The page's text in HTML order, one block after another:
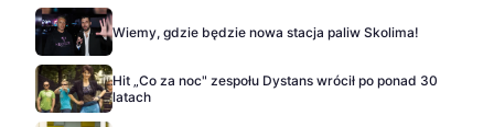
Wiemy, gdzie będzie nowa stacja paliw Skolima!
Hit „Co za noc" zespołu Dystans wrócił po ponad 30
latach